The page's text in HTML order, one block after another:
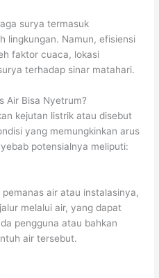
surya termasuk
lingkungan. Namun, efisiensi
faktor cuaca, lokasi
terhadap sinar matahari.
Air Bisa Nyetrum?
kejutan listrik atau disebut
yang memungkinkan arus
potensialnya meliputi:
air atau instalasinya,
melalui air, yang dapat
pengguna atau bahkan
air tersebut.